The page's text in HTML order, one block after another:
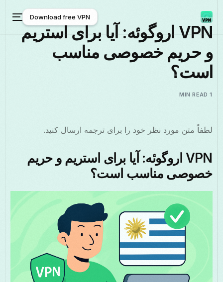
فارسی
Download free VPN
Download free VPN
VPN اروگوئه: آیا برای استریم
و حریم خصوصی مناسب
است؟
1 MIN READ
لطفاً متن مورد نظر خود را برای ترجمه ارسال کنید.
VPN اروگوئه: آیا برای استریم و حریم
خصوصی مناسب است؟